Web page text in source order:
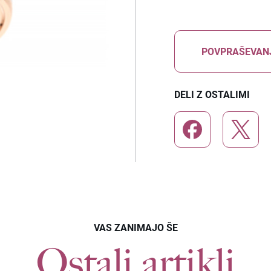
DELI Z OSTALIMI
VAS ZANIMAJO ŠE